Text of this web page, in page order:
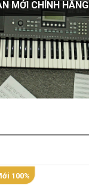
MỚI CHÍNH HÃNG
100%